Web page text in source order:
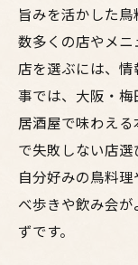
旨みを活かした鳥
数多くの店やメ
店を選ぶには、
事では、大阪・
居酒屋で味わえ
で失敗しない店選
自分好みの鳥料
べ歩きや飲み会
ずです。